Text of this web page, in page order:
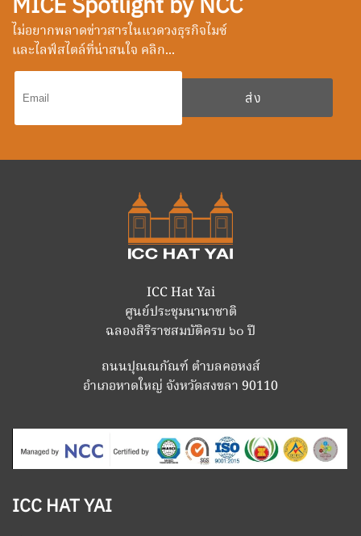
ไม่อยากพลาดข่าวสารในแวดวงธุรกิจไมซ์
และไลฟ์สไตล์ที่น่าสนใจ คลิก...
ICC Hat Yai
ศูนย์ประชุมนานาชาติ
ฉลองสิริราชสมบัติครบ ๖๐ ปี
ถนนปุณณกัณฑ์ ตำบลคอหงส์
อำเภอหาดใหญ่ จังหวัดสงขลา 90110
ICC HAT YAI